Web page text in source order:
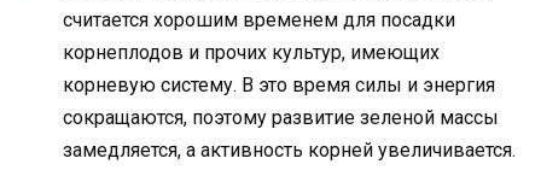
считается хорошим временем для посадки
корнеплодов и прочих культур, имеющих
корневую систему. В это время силы и энергия
сокращаются, поэтому развитие зеленой массы
замедляется, а активность корней увеличивается.